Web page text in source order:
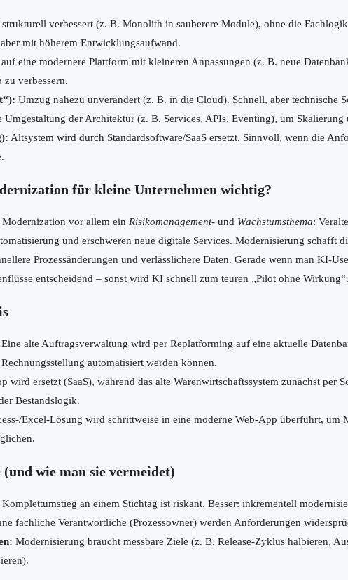
verbessert (z. B. Monolith in sauberere Module), ohne die
mit höherem Entwicklungsaufwand.
eine modernere Plattform mit kleineren Anpassungen (z. B. neue
zu verbessern.
Umzug nahezu unverändert (z. B. in die Cloud). Schnell, aber technische
Umgestaltung der Architektur (z. B. Services, APIs, Eventing), um
Altsystem wird durch Standardsoftware/SaaS ersetzt. Sinnvoll, wenn die
für kleine Unternehmen wichtig?
vor allem ein Risikomanagement- und Wachstumsthema:
und erschweren neue digitale Services. Modernisierung schafft
Prozessänderungen und verlässlichere Daten. Gerade wenn man KI-
entscheidend – sonst wird KI schnell zum teuren „Pilot ohne Wirkung“.
Eine alte Auftragsverwaltung wird per Replatforming auf eine aktuelle
automatisiert werden können.
wird ersetzt (SaaS), während das alte Warenwirtschaftssystem zunächst per
Bestandslogik.
Excel-Lösung wird schrittweise in eine moderne Web-App überführt, um
wie man sie vermeidet)
Komplettumstieg an einem Stichtag ist riskant. Besser: inkrementell
fachliche Verantwortliche (Prozessowner) werden Anforderungen
Modernisierung braucht messbare Ziele (z. B. Release-Zyklus halbieren,